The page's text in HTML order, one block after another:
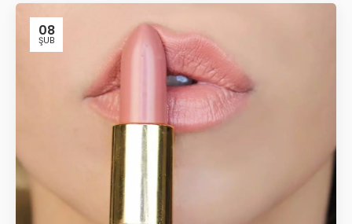
08
ŞUB